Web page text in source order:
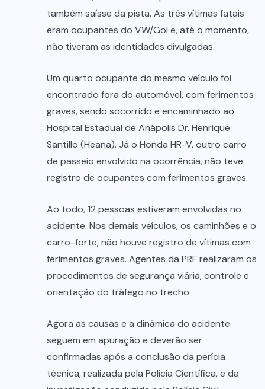
também saísse da pista. As três vítimas fatais
eram ocupantes do VW/Gol e, até o momento,
não tiveram as identidades divulgadas.
Um quarto ocupante do mesmo veículo foi
encontrado fora do automóvel, com ferimentos
graves, sendo socorrido e encaminhado ao
Hospital Estadual de Anápolis Dr. Henrique
Santillo (Heana). Já o Honda HR-V, outro carro
de passeio envolvido na ocorrência, não teve
registro de ocupantes com ferimentos graves.
Ao todo, 12 pessoas estiveram envolvidas no
acidente. Nos demais veículos, os caminhões e o
carro-forte, não houve registro de vítimas com
ferimentos graves. Agentes da PRF realizaram os
procedimentos de segurança viária, controle e
orientação do tráfego no trecho.
Agora as causas e a dinâmica do acidente
seguem em apuração e deverão ser
confirmadas após a conclusão da perícia
técnica, realizada pela Polícia Científica, e da